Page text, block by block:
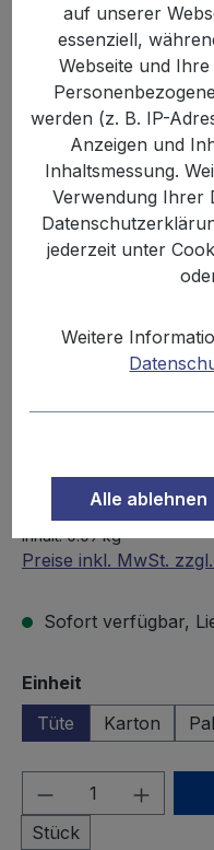
Bildergalerie
Ab12 1,67 €
Inhalt:0.09 kg
Preise inkl. MwSt.
Sofort verfügbar,
Einheit
Tüte
Karton
Produkt
Stück
auf unserer
essenziell,
Webseite und
werden (z. B. IP-
Anzeigen und
Inhaltsmessung.
Verwendung Ihrer
jederzeit unter
Weitere
Alle ablehnen